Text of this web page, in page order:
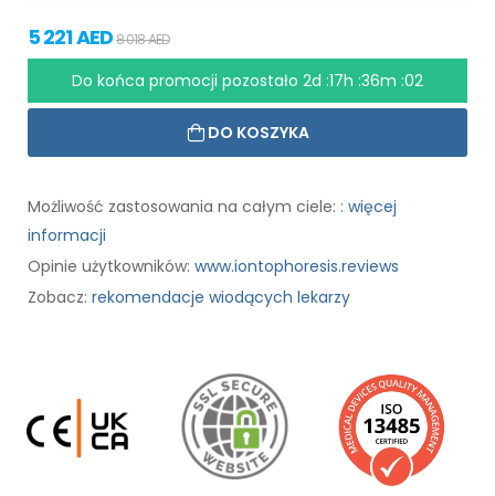
5 221 AED8 018 AED
Do końca promocji pozostało2d :17h :36m :01
DO KOSZYKA
Możliwość zastosowania na całym ciele: : więcej
informacji
Opinie użytkowników: www.iontophoresis.reviews
Zobacz: rekomendacje wiodących lekarzy